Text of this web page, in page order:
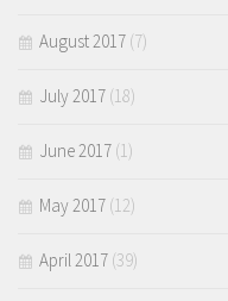
August 2017 (7)
July 2017 (18)
June 2017 (1)
May 2017 (12)
April 2017 (39)